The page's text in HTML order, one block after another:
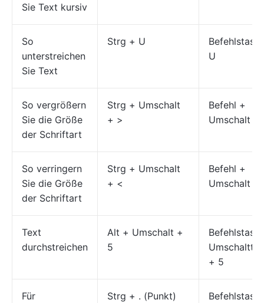
Sie Text kursiv
So
unterstreichen
Sie Text
Strg + U
U
So vergrößern
Sie die Größe
der Schriftart
Strg + Umschalt
+ >
Befehl +
Umschalt +
So verringern
Sie die Größe
der Schriftart
Strg + Umschalt
+ <
Befehl +
Umschalt +
Text
durchstreichen
Alt + Umschalt +
5
+ 5
Für
Strg + . (Punkt)